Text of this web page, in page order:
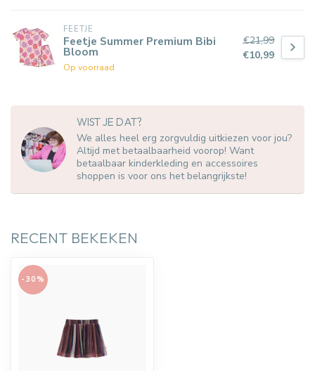
FEETJE
Feetje Summer Premium Bibi
Bloom
Op voorraad
€21,99
€10,99
WIST JE DAT?
We alles heel erg zorgvuldig uitkiezen voor jou?
Altijd met betaalbaarheid voorop! Want
betaalbaar kinderkleding en accessoires
shoppen is voor ons het belangrijkste!
RECENT BEKEKEN
-30%